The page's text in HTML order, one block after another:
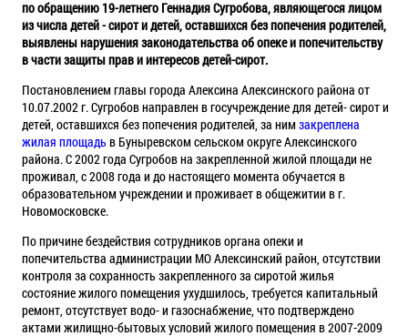
по обращению 19-летнего Геннадия Сугробова, являющегося лицом
из числа детей - сирот и детей, оставшихся без попечения родителей,
выявлены нарушения законодательства об опеке и попечительству
в части защиты прав и интересов детей-сирот.
Постановлением главы города Алексина Алексинского района от
10.07.2002 г. Сугробов направлен в госучреждение для детей- сирот и
детей, оставшихся без попечения родителей, за нимзакреплена
жилая площадьв Буныревском сельском округе Алексинского
района. С 2002 года Сугробов на закрепленной жилой площади не
проживал, с 2008 года и до настоящего момента обучается в
образовательном учреждении и проживает в общежитии в г.
Новомосковске.
По причине бездействия сотрудников органа опеки и
попечительства администрации МО Алексинский район, отсутствии
контроля за сохранность закрепленного за сиротой жилья
состояние жилого помещения ухудшилось, требуется капитальный
ремонт, отсутствует водо- и газоснабжение, что подтверждено
актами жилищно-бытовых условий жилого помещения в 2007-2009